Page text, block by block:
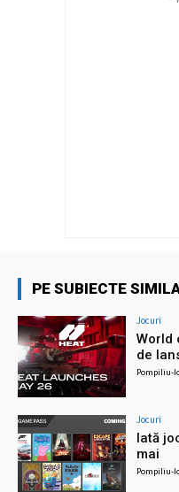
PE SUBIECTE
Jocuri
World
de
Pompiliu-
Jocuri
Iată
mai
Pompiliu-